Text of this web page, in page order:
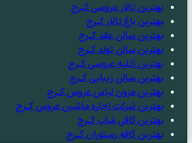
بهترین تالار عروسی کــرج
بهترین باغ تالار کــرج
بهترین سالن عقد کــرج
بهترین سالن تولد کــرج
بهترین آتلیه عروسی کــرج
بهترین سالن زیبایی کــرج
بهترین مزون لباس عروس کــرج
بهترین شرکت اجاره ماشین عروس کــرج
بهترین کافی شاپ کــرج
بهترین کافه رستوران کــرج